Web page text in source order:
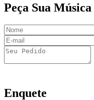
Peça Sua Música
Enquete